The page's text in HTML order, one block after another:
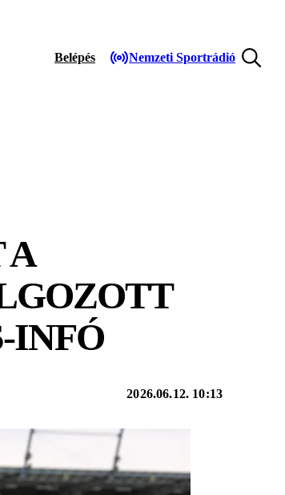
Belépés Nemzeti Sportrádió
A
INFÓ
2026.06.12. 10:13